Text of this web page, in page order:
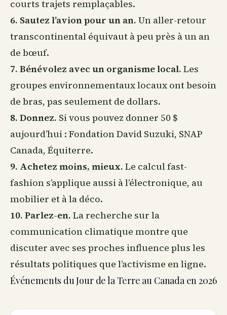
courts trajets remplaçables.
6. Sautez l’avion pour un an. Un aller-retour
transcontinental équivaut à peu près à un an
de bœuf.
7. Bénévolez avec un organisme local. Les
groupes environnementaux locaux ont besoin
de bras, pas seulement de dollars.
8. Donnez. Si vous pouvez donner 50 $
aujourd’hui : Fondation David Suzuki, SNAP
Canada, Équiterre.
9. Achetez moins, mieux. Le calcul fast-
fashion s’applique aussi à l’électronique, au
mobilier et à la déco.
10. Parlez-en. La recherche sur la
communication climatique montre que
discuter avec ses proches influence plus les
résultats politiques que l’activisme en ligne.
Événements du Jour de la Terre au Canada en 2026